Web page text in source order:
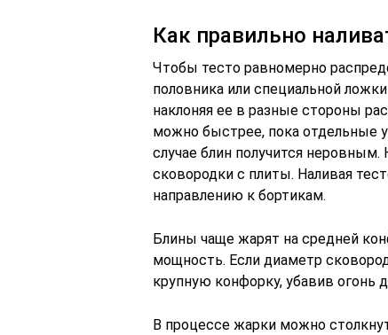
Как правильно
Чтобы тесто равномерно
половника или специальной
наклоняя ее в разные стороны
можно быстрее, пока отдельные
случае блин получится
сковородки с плиты. Наливая
направлению к бортикам.
Блины чаще жарят на средней
мощность. Если диаметр
крупную конфорку, убавив огонь
В процессе жарки можно